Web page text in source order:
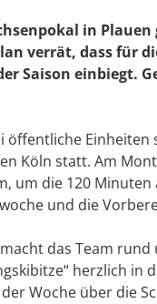
in
verrät, dass für
Saison einbiegt.
öffentliche
Köln statt. Am
um die 120
und die
das Team
herzlich in
Woche über die